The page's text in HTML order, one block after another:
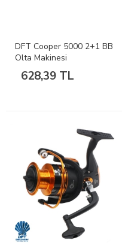
DFT Cooper 5000 2+1 BB
Olta Makinesi
628,39 TL